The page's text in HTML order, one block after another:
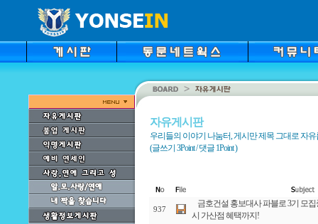
자유게시판
우리들의 이야기 나눔터, 게시만 제목 그대로 자
(글쓰기 3Point / 댓글 1Point )
937
금호건설 홍보대사 파블로 3기 모
시 가산점 혜택까지!